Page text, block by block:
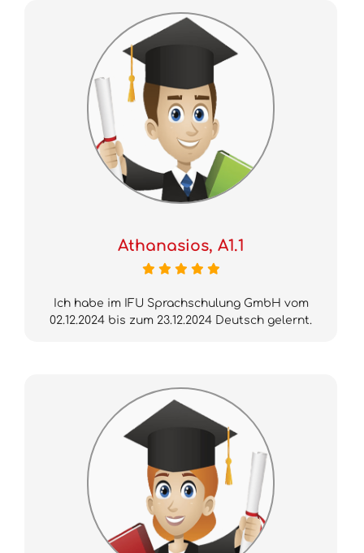
Athanasios, A1.1
Ich habe im IFU Sprachschulung GmbH vom
02.12.2024 bis zum 23.12.2024 Deutsch gelernt.